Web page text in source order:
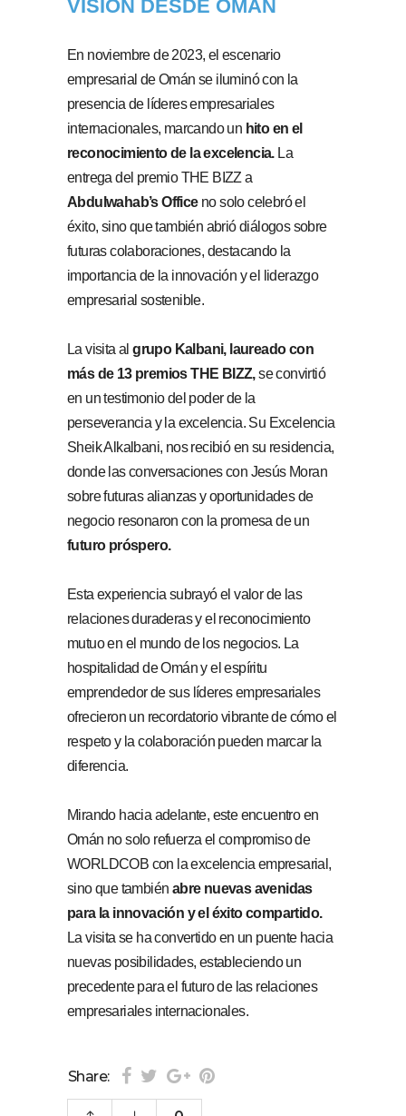
VISIÓN DESDE OMÁN
En noviembre de 2023, el escenario
empresarial de Omán se iluminó con la
presencia de líderes empresariales
internacionales, marcando un hito en el
reconocimiento de la excelencia.La
entrega del premio THE BIZZ a
Abdulwahab’s Officeno solo celebró el
éxito, sino que también abrió diálogos sobre
futuras colaboraciones, destacando la
importancia de la innovación y el liderazgo
empresarial sostenible.
La visita algrupo Kalbani, laureado con
más de 13 premios THE BIZZ,se convirtió
en un testimonio del poder de la
perseverancia y la excelencia. Su Excelencia
Sheik Alkalbani, nos recibió en su residencia,
donde las conversaciones con Jesús Moran
sobre futuras alianzas y oportunidades de
negocio resonaron con la promesa de un
futuro próspero.
Esta experiencia subrayó el valor de las
relaciones duraderas y el reconocimiento
mutuo en el mundo de los negocios. La
hospitalidad de Omán y el espíritu
emprendedor de sus líderes empresariales
ofrecieron un recordatorio vibrante de cómo el
respeto y la colaboración pueden marcar la
diferencia.
Mirando hacia adelante, este encuentro en
Omán no solo refuerza el compromiso de
WORLDCOB con la excelencia empresarial,
sino que también abre nuevas avenidas
para la innovación y el éxito compartido.
La visita se ha convertido en un puente hacia
nuevas posibilidades, estableciendo un
precedente para el futuro de las relaciones
empresariales internacionales.
Share: